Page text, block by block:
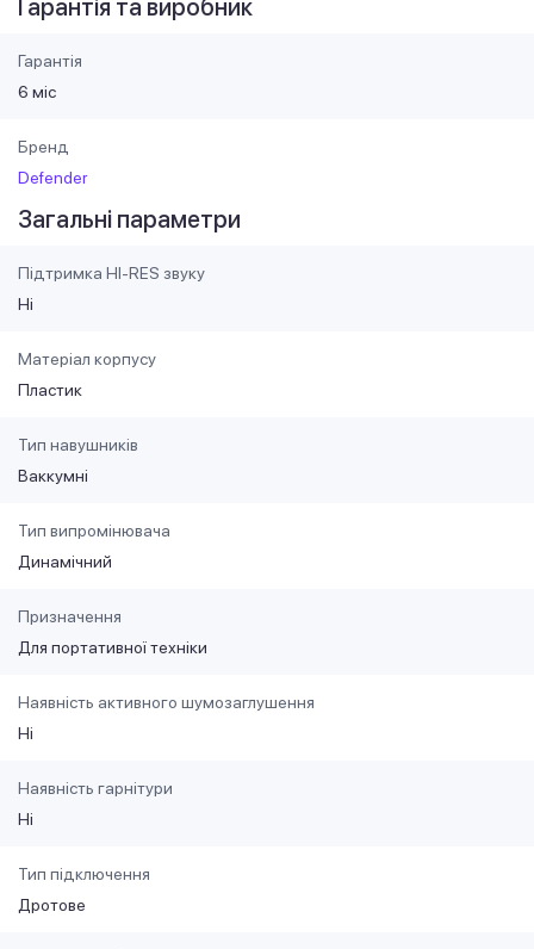
Гарантія та виробник
Гарантія
6 міс
Бренд
Defender
Загальні параметри
Підтримка HI-RES звуку
Ні
Матеріал корпусу
Пластик
Тип навушників
Ваккумні
Тип випромінювача
Динамічний
Призначення
Для портативної техніки
Наявність активного шумозаглушення
Ні
Наявність гарнітури
Ні
Тип підключення
Дротове